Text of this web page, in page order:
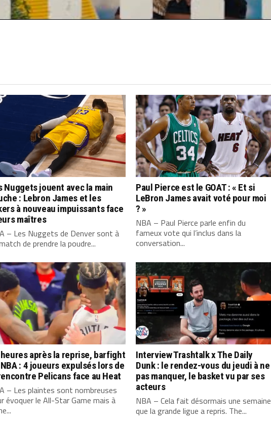
Nuggets jouent avec la main
: Lebron James et les
à nouveau impuissants face
maîtres
– Les Nuggets de Denver sont à
de prendre la poudre...
Paul Pierce est le GOAT : « Et si
LeBron James avait voté pour moi
? »
NBA – Paul Pierce parle enfin du
fameux vote qui l’inclus dans la
conversation...
après la reprise, barfight
: 4 joueurs expulsés lors de
Pelicans face au Heat
– Les plaintes sont nombreuses
évoquer le All-Star Game mais à
Interview Trashtalk x The Daily
Dunk : le rendez-vous du jeudi à ne
pas manquer, le basket vu par ses
acteurs
NBA – Cela fait désormais une semaine
que la grande ligue a repris. The...